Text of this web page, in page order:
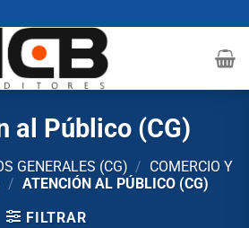
al Público (CG)
GENERALES (CG) / COMERCIO Y
/ ATENCIÓN AL PÚBLICO (CG)
FILTRAR